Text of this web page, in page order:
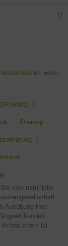
Versandkosten , wenn
HAND
Sitemap
eine natürliche
Ausübung ihrer
handelt
ist